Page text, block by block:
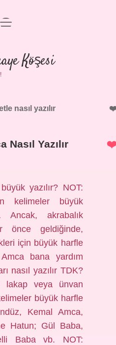
Politikası
Uyarı
menüyü
Köşesi
nasıl yazılır
Nasıl Yazılır
yazılır? NOT:
kelimeler büyük
Ancak, akrabalık
önce geldiğinde,
için büyük harfle
bana yardım
nasıl yazılır TDK?
lakap veya ünvan
büyük harfle
Kemal Amca,
Hatun; Gül Baba,
Baba vb. NOT: